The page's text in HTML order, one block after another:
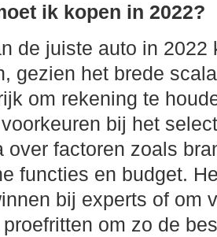
ik kopen in 2022?
de juiste auto in 2022
gezien het brede
om rekening te
bij het
over factoren zoals
functies en budget.
bij experts of om
om zo de